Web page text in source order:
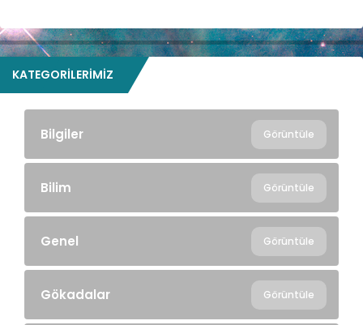
KATEGORILERIMIZ
Bilgiler Görüntüle
Bilim Görüntüle
Genel Görüntüle
Gökadalar Görüntüle